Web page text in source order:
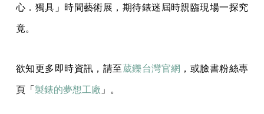
心．獨具」時間藝術展，期待錶迷屆時親臨現場一探究
竟。
欲知更多即時資訊，請至葳鑠台灣官網 ，或臉書粉絲專
頁「 製錶的夢想工廠 」。